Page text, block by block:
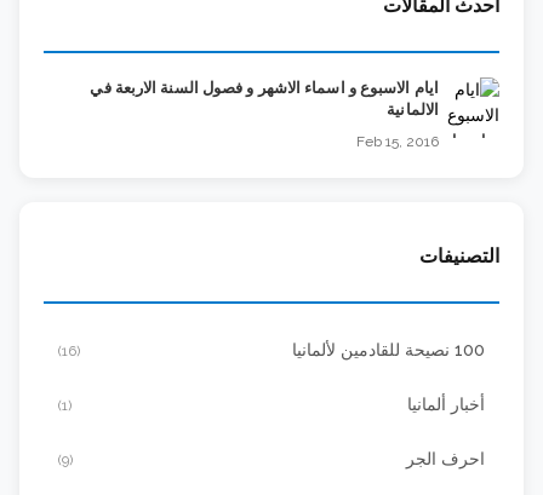
أحدث المقالات
ايام الاسبوع و اسماء الاشهر و فصول السنة الاربعة في
الالمانية
Feb 15, 2016
التصنيفات
100 نصيحة للقادمين لألمانيا (16)
أخبار ألمانيا (1)
احرف الجر (9)